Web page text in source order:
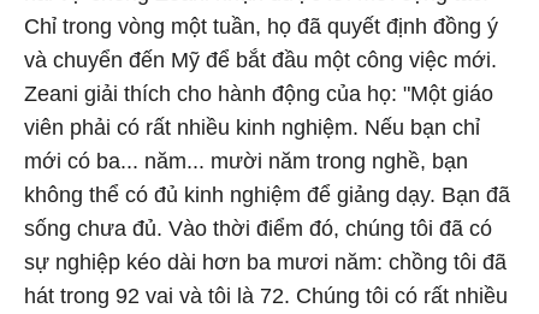
Chỉ trong vòng một tuần, họ đã quyết định đồng ý
và chuyển đến Mỹ để bắt đầu một công việc mới.
Zeani giải thích cho hành động của họ: "Một giáo
viên phải có rất nhiều kinh nghiệm. Nếu bạn chỉ
mới có ba... năm... mười năm trong nghề, bạn
không thể có đủ kinh nghiệm để giảng dạy. Bạn đã
sống chưa đủ. Vào thời điểm đó, chúng tôi đã có
sự nghiệp kéo dài hơn ba mươi năm: chồng tôi đã
hát trong 92 vai và tôi là 72. Chúng tôi có rất nhiều